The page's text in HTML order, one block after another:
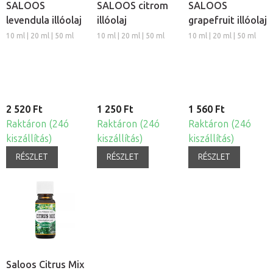
SALOOS
levendula illóolaj
10 ml | 20 ml | 50 ml
2 520 Ft
Raktáron (24ó
kiszállítás)
RÉSZLET
SALOOS citrom
illóolaj
10 ml | 20 ml | 50 ml
1 250 Ft
Raktáron (24ó
kiszállítás)
RÉSZLET
SALOOS
grapefruit illóolaj
10 ml | 20 ml | 50 ml
1 560 Ft
Raktáron (24ó
kiszállítás)
RÉSZLET
Saloos Citrus Mix